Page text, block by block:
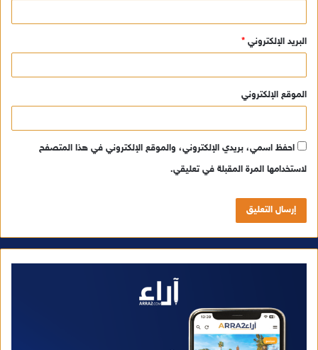
البريد الإلكتروني *
الموقع الإلكتروني
احفظ اسمي، بريدي الإلكتروني، والموقع الإلكتروني في هذا المتصفح
لاستخدامها المرة المقبلة في تعليقي.